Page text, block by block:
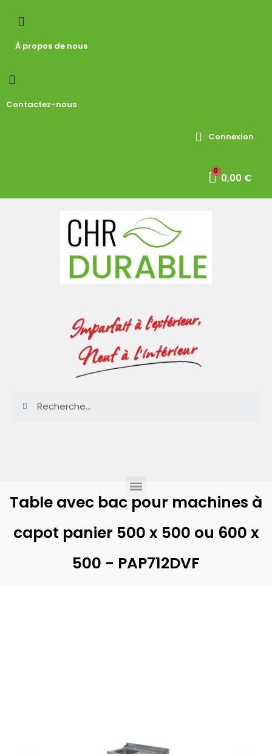
À propos de nous
Contactez-nous
Connexion
0,00 €
Imparfait à l'extérieur,
Neuf à l'intérieur
Table avec bac pour machines à
capot panier 500 x 500 ou 600 x
500 - PAP712DVF